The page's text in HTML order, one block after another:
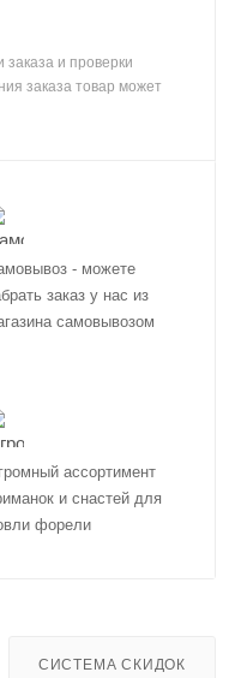
и проверки
заказа товар может
- можете
заказ у нас из
самовывозом
ассортимент
и снастей для
форели
СИСТЕМА СКИДОК